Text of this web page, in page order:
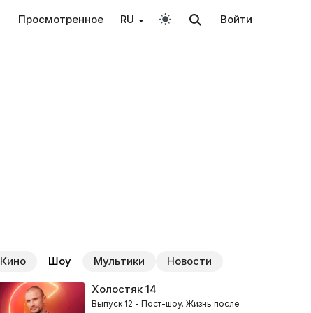
Просмотренное RU Войти
Кино Шоу Мультики Новости
Холостяк14
Выпуск 12 - Пост-шоу. Жизнь после